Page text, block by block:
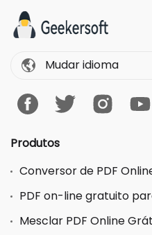
Mudar idioma
Produtos
Conversor de PDF
PDF on-line gratuito
Mesclar PDF Online